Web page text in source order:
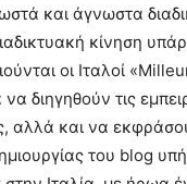
και άγνωστα
κίνηση
οι Ιταλοί
διηγηθούν τις
αλλά και να
του blog